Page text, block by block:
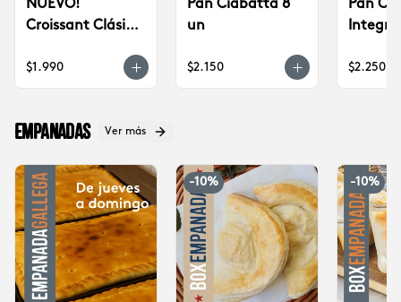
NUEVO!
Croissant Clásico
$1.990
Pan Ciabatta 8
un
$2.150
Pan
$2.250
Empanadas Ver más
-10% -10%